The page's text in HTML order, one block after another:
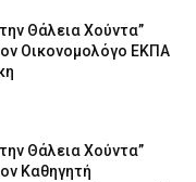
Θάλεια Χούντα”
Οικονομολόγο ΕΚΠΑ
Θάλεια Χούντα”
Καθηγητή